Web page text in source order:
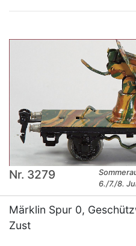
Nr. 3279
6./7./8.
Märklin Spur 0,
Zust